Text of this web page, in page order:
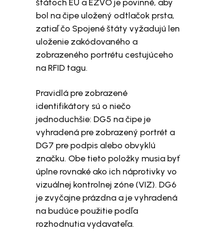
štátoch EÚ a EZVO je povinné, aby
bol na čipe uložený odtlačok prsta,
zatiaľ čo Spojené štáty vyžadujú len
uloženie zakódovaného a
zobrazeného portrétu cestujúceho
na RFID tagu.
Pravidlá pre zobrazené
identifikátory sú o niečo
jednoduchšie: DG5 na čipe je
vyhradená pre zobrazený portrét a
DG7 pre podpis alebo obvyklú
značku. Obe tieto položky musia byť
úplne rovnaké ako ich náprotivky vo
vizuálnej kontrolnej zóne (VIZ). DG6
je zvyčajne prázdna a je vyhradená
na budúce použitie podľa
rozhodnutia vydavateľa.